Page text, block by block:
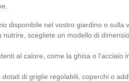
disponibile nel vostro giardino o sulla
scegliete un modello di
al calore, come la ghisa o l’acciaio
dotati di griglie regolabili, coperchi o